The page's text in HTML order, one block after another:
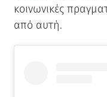
κοινωνικές
από αυτή.